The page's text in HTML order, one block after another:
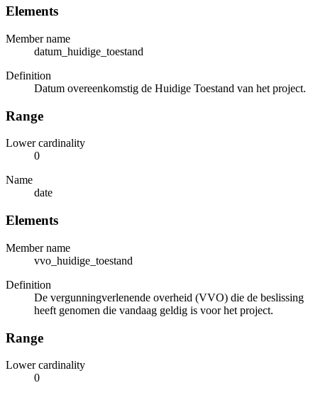
Elements
Member name
datum_huidige_toestand
Definition
Datum overeenkomstig de Huidige Toestand van het project.
Range
Lower cardinality
0
Name
date
Elements
Member name
vvo_huidige_toestand
Definition
De vergunningverlenende overheid (VVO) die de beslissing
heeft genomen die vandaag geldig is voor het project.
Range
Lower cardinality
0